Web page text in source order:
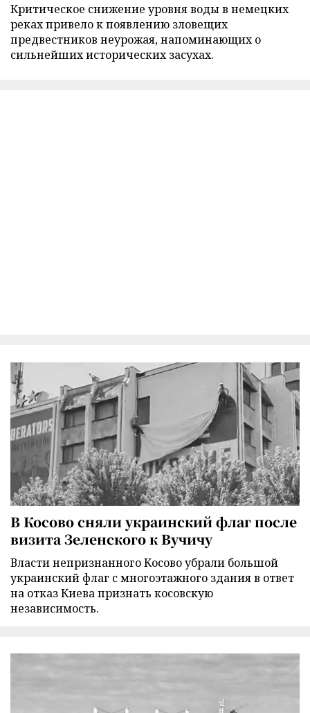
Критическое снижение уровня воды в немецких
реках привело к появлению зловещих
предвестников неурожая, напоминающих о
сильнейших исторических засухах.
В Косово сняли украинский флаг после
визита Зеленского к Вучичу
Власти непризнанного Косово убрали большой
украинский флаг с многоэтажного здания в ответ
на отказ Киева признать косовскую
независимость.